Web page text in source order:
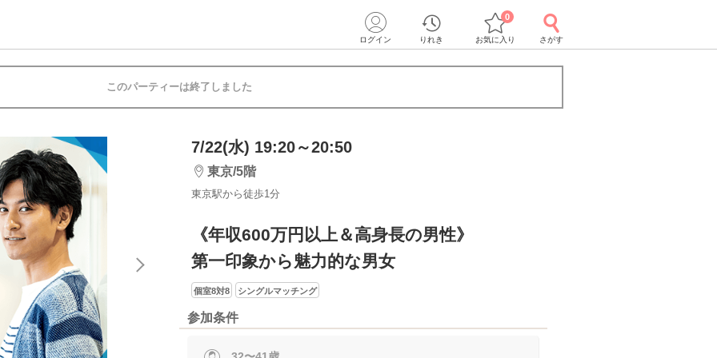
ログイン りれき お気に入り
0
さがす
このパーティーは終了しました
7/22(水) 19:20～20:50
東京/5階
東京駅から徒歩1分
《年収600万円以上＆高身長の男性》
第一印象から魅力的な男女
個室8対8 シングルマッチング
参加条件